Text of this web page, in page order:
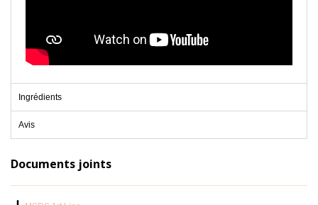
Ingrédients
Avis
Documents joints